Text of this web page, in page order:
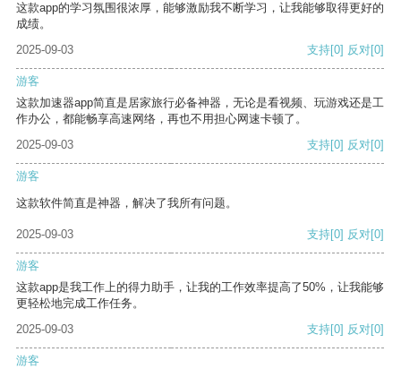
这款app的学习氛围很浓厚，能够激励我不断学习，让我能够取得更好的
成绩。
2025-09-03
支持[0] 反对[0]
游客
这款加速器app简直是居家旅行必备神器，无论是看视频、玩游戏还是工
作办公，都能畅享高速网络，再也不用担心网速卡顿了。
2025-09-03
支持[0] 反对[0]
游客
这款软件简直是神器，解决了我所有问题。
2025-09-03 支持[0] 反对[0]
游客
这款app是我工作上的得力助手，让我的工作效率提高了50%，让我能够
更轻松地完成工作任务。
2025-09-03
支持[0] 反对[0]
游客